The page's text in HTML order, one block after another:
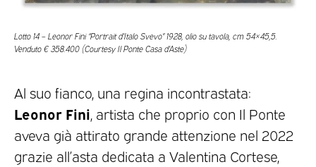
Lotto 14 – Leonor Fini “Portrait d’Italo Svevo” 1928, olio su tavola, cm 54×45,5.
Venduto € 358.400 (Courtesy Il Ponte Casa d’Aste)
Al suo fianco, una regina incontrastata:
Leonor Fini, artista che proprio con Il Ponte
aveva già attirato grande attenzione nel 2022
grazie all’asta dedicata a Valentina Cortese,